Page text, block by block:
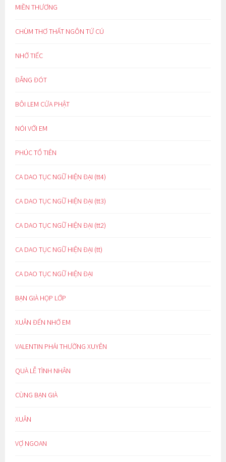
MIỀN THƯƠNG
CHÙM THƠ THẤT NGÔN TỨ CÚ
NHỚ TIẾC
ĐẮNG ĐÓT
BÔI LEM CỬA PHẬT
NÓI VỚI EM
PHÚC TỔ TIÊN
CA DAO TỤC NGỮ HIỆN ĐẠI (tt4)
CA DAO TỤC NGỮ HIỆN ĐẠI (tt3)
CA DAO TỤC NGỮ HIỆN ĐẠI (tt2)
CA DAO TỤC NGỮ HIỆN ĐẠI (tt)
CA DAO TỤC NGỮ HIỆN ĐẠI
BẠN GIÀ HỌP LỚP
XUÂN ĐẾN NHỚ EM
VALENTIN PHẢI THƯỜNG XUYÊN
QUÀ LỄ TÌNH NHÂN
CÙNG BẠN GIÀ
XUÂN
VỢ NGOAN